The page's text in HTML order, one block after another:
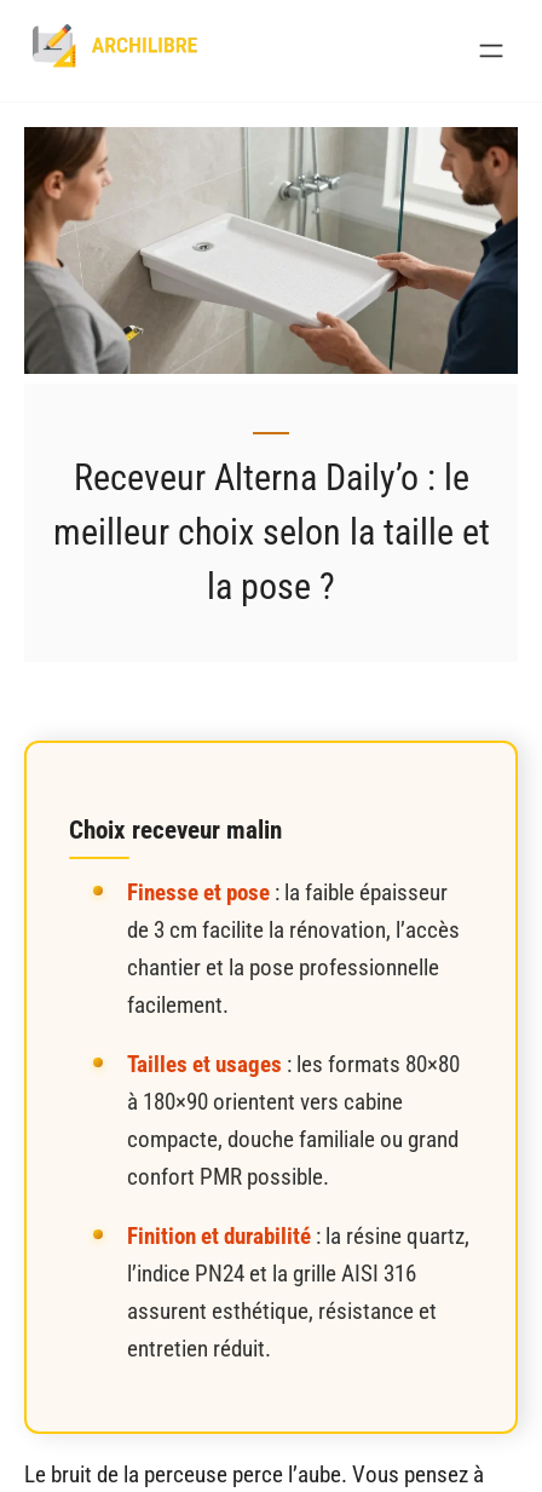
Receveur Alterna Daily’o : le
meilleur choix selon la taille et
la pose ?
Choix receveur malin
Finesse et pose : la faible épaisseur
de 3 cm facilite la rénovation, l’accès
chantier et la pose professionnelle
facilement.
Tailles et usages : les formats 80×80
à 180×90 orientent vers cabine
compacte, douche familiale ou grand
confort PMR possible.
Finition et durabilité : la résine quartz,
l’indice PN24 et la grille AISI 316
assurent esthétique, résistance et
entretien réduit.
Le bruit de la perceuse perce l’aube. Vous pensez à